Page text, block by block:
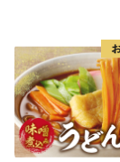
メール：
電話番号：
※受付時間：
【担当部署】